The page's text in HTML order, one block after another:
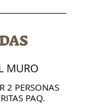
MURO
2 PERSONAS
PAQ.